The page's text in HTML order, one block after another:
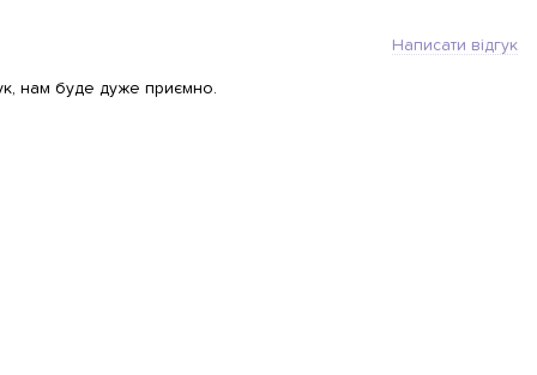
Написати відгук
нам буде дуже приємно.